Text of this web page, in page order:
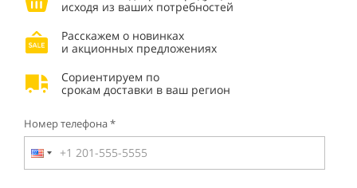
исходя из ваших потребностей
Расскажем о новинках
и акционных предложениях
Сориентируем по
срокам доставки в ваш регион
Номер телефона *